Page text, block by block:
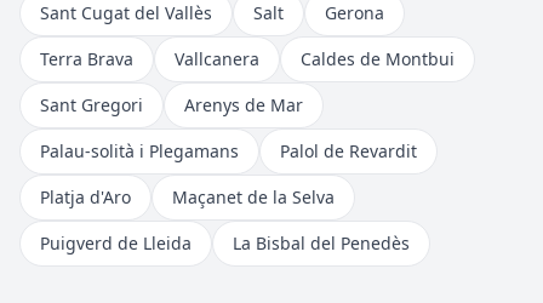
Sant Cugat del Vallès
Salt
Gerona
Terra Brava
Vallcanera
Caldes de Montbui
Sant Gregori
Arenys de Mar
Palau-solità i Plegamans
Palol de Revardit
Platja d'Aro
Maçanet de la Selva
Puigverd de Lleida
La Bisbal del Penedès